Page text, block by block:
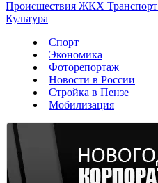
Происшествия ЖКХ Транспорт
Культура
Спорт
Экономика
Фоторепортаж
Новости в России
Стройка в Пензе
Мобилизация